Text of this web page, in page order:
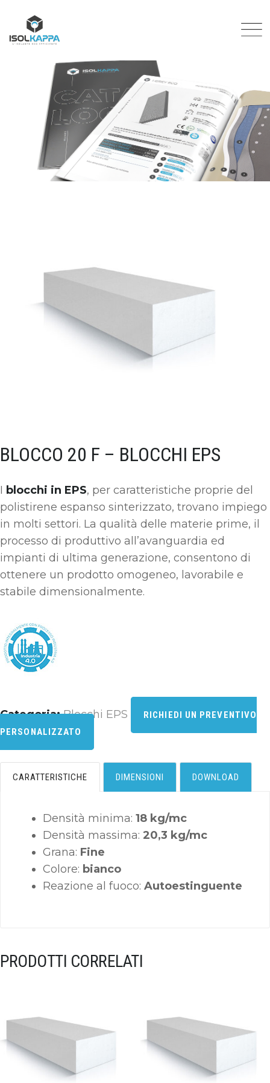
BLOCCO 20 F – BLOCCHI EPS
I blocchi in EPS, per caratteristiche proprie del
polistirene espanso sinterizzato, trovano impiego
in molti settori. La qualità delle materie prime, il
processo di produttivo all’avanguardia ed
impianti di ultima generazione, consentono di
ottenere un prodotto omogeneo, lavorabile e
stabile dimensionalmente.
Categoria:Blocchi EPS
RICHIEDI UN PREVENTIVO
PERSONALIZZATO
CARATTERISTICHE DIMENSIONI DOWNLOAD
Densità minima: 18 kg/mc
Densità massima: 20,3 kg/mc
Grana: Fine
Colore: bianco
Reazione al fuoco: Autoestinguente
PRODOTTI CORRELATI